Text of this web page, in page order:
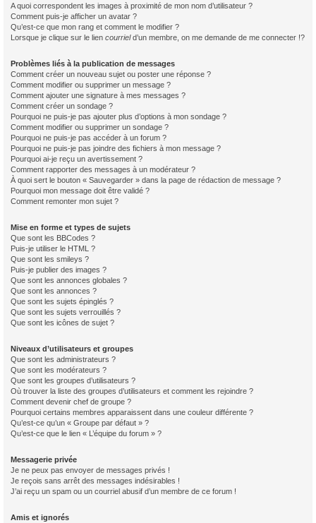
A quoi correspondent les images à proximité de mon nom d’utilisateur ?
Comment puis-je afficher un avatar ?
Qu’est-ce que mon rang et comment le modifier ?
Lorsque je clique sur le lien courrield’un membre, on me demande de me connecter !?
Problèmes liés à la publication de messages
Comment créer un nouveau sujet ou poster une réponse ?
Comment modifier ou supprimer un message ?
Comment ajouter une signature à mes messages ?
Comment créer un sondage ?
Pourquoi ne puis-je pas ajouter plus d’options à mon sondage ?
Comment modifier ou supprimer un sondage ?
Pourquoi ne puis-je pas accéder à un forum ?
Pourquoi ne puis-je pas joindre des fichiers à mon message ?
Pourquoi ai-je reçu un avertissement ?
Comment rapporter des messages à un modérateur ?
À quoi sert le bouton « Sauvegarder » dans la page de rédaction de message ?
Pourquoi mon message doit être validé ?
Comment remonter mon sujet ?
Mise en forme et types de sujets
Que sont les BBCodes ?
Puis-je utiliser le HTML ?
Que sont les smileys ?
Puis-je publier des images ?
Que sont les annonces globales ?
Que sont les annonces ?
Que sont les sujets épinglés ?
Que sont les sujets verrouillés ?
Que sont les icônes de sujet ?
Niveaux d’utilisateurs et groupes
Que sont les administrateurs ?
Que sont les modérateurs ?
Que sont les groupes d’utilisateurs ?
Où trouver la liste des groupes d’utilisateurs et comment les rejoindre ?
Comment devenir chef de groupe ?
Pourquoi certains membres apparaissent dans une couleur différente ?
Qu’est-ce qu’un « Groupe par défaut » ?
Qu’est-ce que le lien « L’équipe du forum » ?
Messagerie privée
Je ne peux pas envoyer de messages privés !
Je reçois sans arrêt des messages indésirables !
J’ai reçu un spam ou un courriel abusif d’un membre de ce forum !
Amis et ignorés